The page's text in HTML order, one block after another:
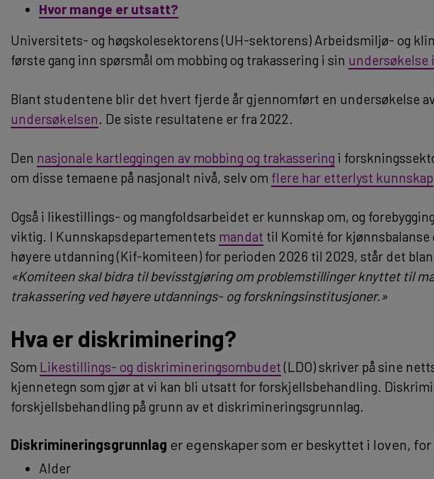
Hvor mange er utsatt?
Universitets- og høgskolesektorens (UH-sektorens) Arbeidsmiljø- og
første gang inn spørsmål om mobbing og trakassering i sin undersøkelse
Blant studentene blir det hvert fjerde år gjennomført en undersøkelse
undersøkelsen. De siste resultatene er fra 2022.
Den nasjonale kartleggingen av mobbing og trakassering i
om disse temaene på nasjonalt nivå, selv om flere har etterlyst kunnskap
Også i likestillings- og mangfoldsarbeidet er kunnskap om, og
viktig. I Kunnskapsdepartementets mandat til Komité for kjønnsbalanse
høyere utdanning (Kif-komiteen) for perioden 2026 til 2029, står det
«Komiteen skal bidra til bevisstgjøring om problemstillinger knyttet til
trakassering ved høyere utdannings- og forskningsinstitusjoner.»
Hva er diskriminering?
Som Likestillings- og diskrimineringsombudet(LDO) skriver på sine
kjennetegn som gjør at vi kan bli utsatt for forskjellsbehandling.
forskjellsbehandling på grunn av et diskrimineringsgrunnlag.
Diskrimineringsgrunnlag er egenskaper som er beskyttet i loven,
Alder